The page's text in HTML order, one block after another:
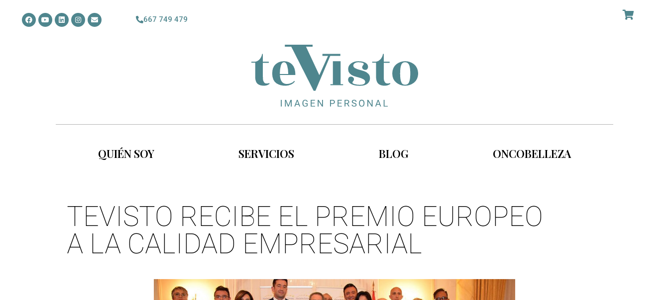
667 749 479
QUIÉN SOY SERVICIOS BLOG ONCOBELLEZA
TEVISTO RECIBE EL PREMIO EUROPEO
A LA CALIDAD EMPRESARIAL